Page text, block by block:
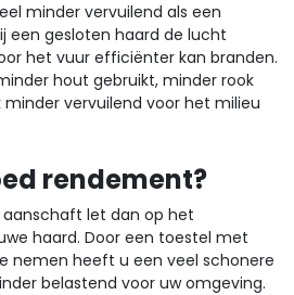
minder vervuilend als een
een gesloten haard de lucht
het vuur efficiënter kan branden.
hout gebruikt, minder rook
vervuilend voor het milieu
rendement?
let dan op het
haard. Door een toestel met
nemen heeft u een veel schonere
belastend voor uw omgeving.